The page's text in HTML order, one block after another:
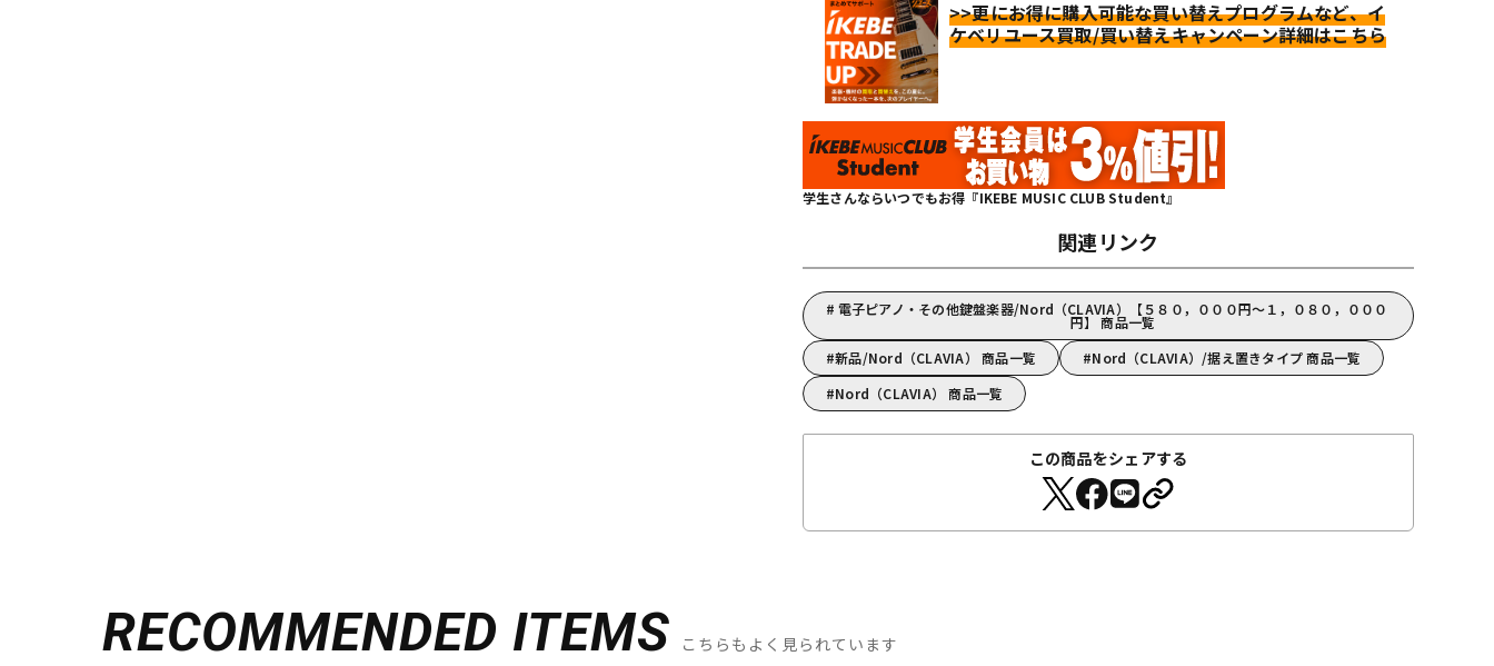
>>更にお得に購入可能な買い替えプログラムなど、イ
ケベリユース買取/買い替えキャンペーン詳細はこちら
学生さんならいつでもお得『IKEBE MUSIC CLUB Student』
関連リンク
電子ピアノ・その他鍵盤楽器/Nord（CLAVIA）【５８０，０００円～１，０８０，０００
円】 商品一覧
新品/Nord（CLAVIA） 商品一覧
Nord（CLAVIA）/据え置きタイプ 商品一覧
Nord（CLAVIA） 商品一覧
この商品をシェアする
RECOMMENDED ITEMS こちらもよく見られています